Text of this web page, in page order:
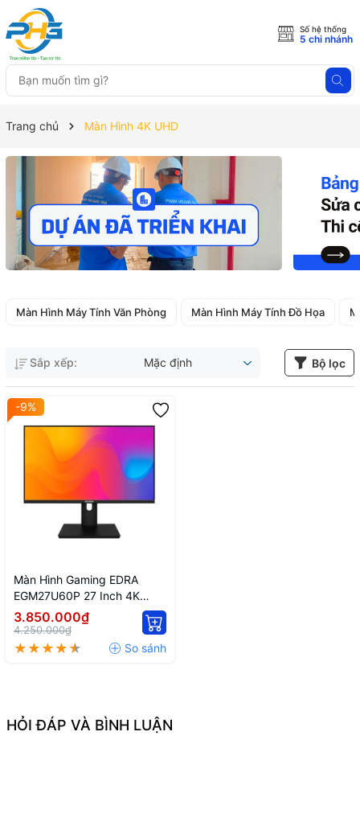
Số hệ thống
5 chi nhánh
Trang chủ Màn Hình 4K UHD
Màn Hình Máy Tính Văn Phòng Màn Hình Máy Tính Đồ Họa
Sắp xếp: Mặc định Bộ lọc
-9%
Màn Hình Gaming EDRA
EGM27U60P 27 Inch 4K
UHD 60Hz IPS A+
3.850.000₫
4.250.000₫
HỎI ĐÁP VÀ BÌNH LUẬN